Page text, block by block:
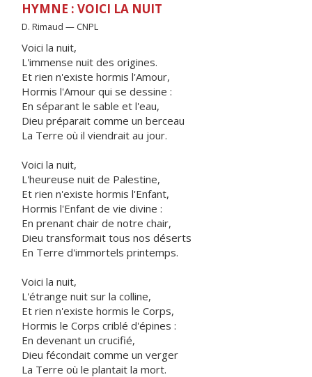
HYMNE : VOICI LA NUIT
D. Rimaud — CNPL
Voici la nuit,
L'immense nuit des origines.
Et rien n'existe hormis l'Amour,
Hormis l'Amour qui se dessine :
En séparant le sable et l'eau,
Dieu préparait comme un berceau
La Terre où il viendrait au jour.
Voici la nuit,
L'heureuse nuit de Palestine,
Et rien n'existe hormis l'Enfant,
Hormis l'Enfant de vie divine :
En prenant chair de notre chair,
Dieu transformait tous nos déserts
En Terre d'immortels printemps.
Voici la nuit,
L'étrange nuit sur la colline,
Et rien n'existe hormis le Corps,
Hormis le Corps criblé d'épines :
En devenant un crucifié,
Dieu fécondait comme un verger
La Terre où le plantait la mort.